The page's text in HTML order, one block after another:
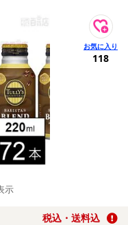
示
118
税込・送料込